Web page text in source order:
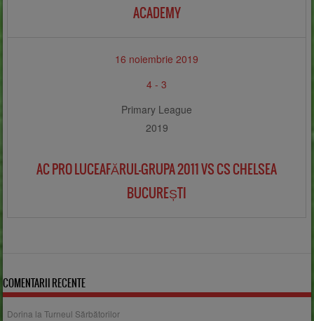
ACADEMY
16 noiembrie 2019
4 -3
Primary League
2019
AC PRO LUCEAFĂRUL-GRUPA 2011 VS CS CHELSEA
BUCUREȘTI
COMENTARII RECENTE
Dorina laTurneul Sărbătorilor